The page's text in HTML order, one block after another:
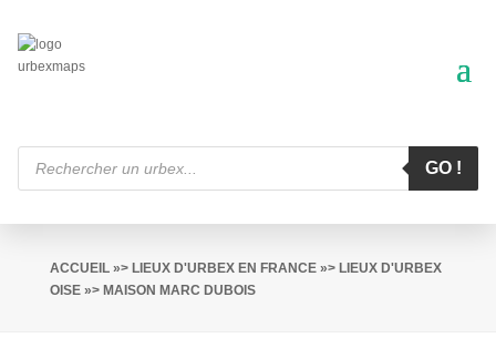
Recherche
produits
GO !
ACCUEIL»> LIEUX D'URBEX EN FRANCE»> LIEUX D'URBEX
OISE»> MAISON MARC DUBOIS